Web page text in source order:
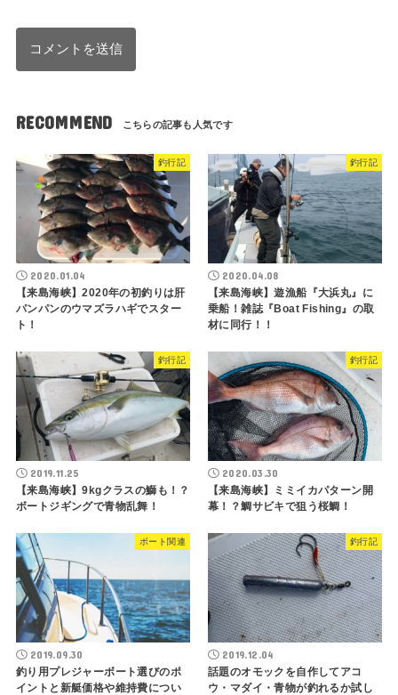
RECOMMEND
釣行記
2020.01.04
【来島海峡】2020年の初釣りは肝
パンパンのウマズラハギでスター
ト！
釣行記
2020.04.08
【来島海峡】遊漁船『大浜丸』に
乗船！雑誌『Boat Fishing』の取
材に同行！！
釣行記
2019.11.25
【来島海峡】9kgクラスの鰤も！？
ボートジギングで青物乱舞！
釣行記
2020.03.30
【来島海峡】ミミイカパターン開
幕！？鯛サビキで狙う桜鯛！
ボート関連
2019.09.30
釣り用プレジャーボート選びのポ
イントと新艇価格や維持費につい
釣行記
2019.12.04
話題のオモックを自作してアコ
ウ・マダイ・青物が釣れるか試し